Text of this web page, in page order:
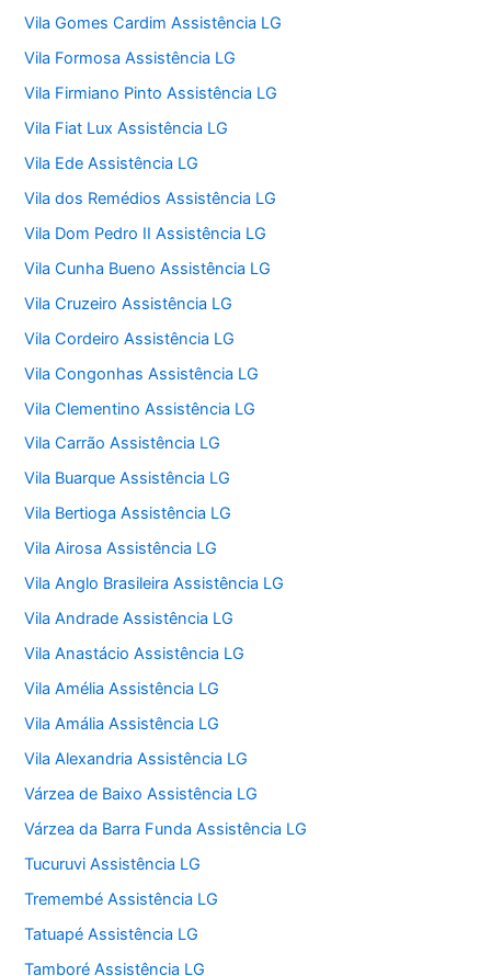
Vila Gomes Cardim Assistência LG
Vila Formosa Assistência LG
Vila Firmiano Pinto Assistência LG
Vila Fiat Lux Assistência LG
Vila Ede Assistência LG
Vila dos Remédios Assistência LG
Vila Dom Pedro II Assistência LG
Vila Cunha Bueno Assistência LG
Vila Cruzeiro Assistência LG
Vila Cordeiro Assistência LG
Vila Congonhas Assistência LG
Vila Clementino Assistência LG
Vila Carrão Assistência LG
Vila Buarque Assistência LG
Vila Bertioga Assistência LG
Vila Airosa Assistência LG
Vila Anglo Brasileira Assistência LG
Vila Andrade Assistência LG
Vila Anastácio Assistência LG
Vila Amélia Assistência LG
Vila Amália Assistência LG
Vila Alexandria Assistência LG
Várzea de Baixo Assistência LG
Várzea da Barra Funda Assistência LG
Tucuruvi Assistência LG
Tremembé Assistência LG
Tatuapé Assistência LG
Tamboré Assistência LG